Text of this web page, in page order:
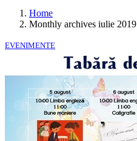
Home
Monthly archives iulie 2019
EVENIMENTE